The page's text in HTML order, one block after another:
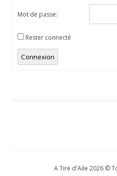
Mot de passe:
Rester connecté
Connexion
A Tire d'Aile 2026 ©